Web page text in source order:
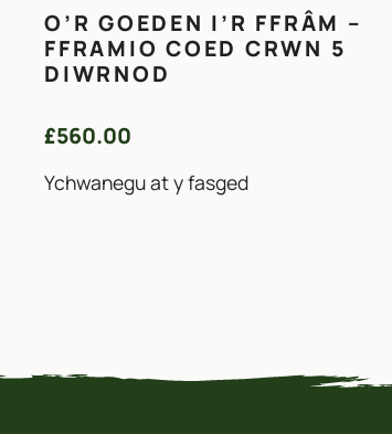
O’R GOEDEN I’R FFRÂM –
FFRAMIO COED CRWN 5
DIWRNOD
£560.00
Ychwanegu at y fasged